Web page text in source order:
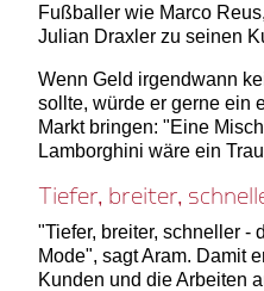
Fußballer wie Marco
Julian Draxler zu seinen
Wenn Geld irgendwann
sollte, würde er gerne ein
Markt bringen: "Eine
Lamborghini wäre ein
Tiefer, breiter,
"Tiefer, breiter, schneller -
Mode", sagt Aram. Damit
Kunden und die Arbeiten